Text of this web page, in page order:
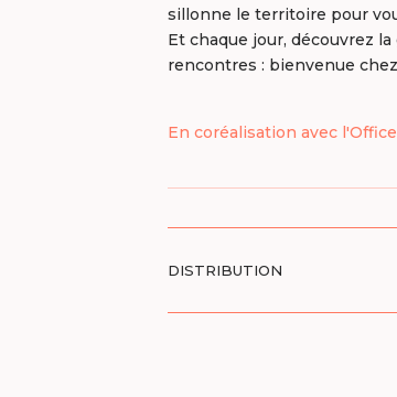
sillonne le territoire pour
Et chaque jour, découvrez
rencontres : bienvenue
En coréalisation avec
DISTRIBUTION